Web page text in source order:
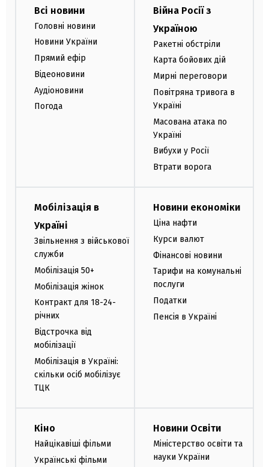
Всі новини
Головні новини
Новини України
Прямий ефір
Відеоновини
Аудіоновини
Погода
Війна Росії з
Україною
Ракетні обстріли
Карта бойових дій
Мирні переговори
Повітряна тривога в
Україні
Масована атака по
Україні
Вибухи у Росії
Втрати ворога
Мобілізація в
Україні
Звільнення з військової
служби
Мобілізація 50+
Мобілізація жінок
Контракт для 18-24-
річних
Відстрочка від
мобілізації
Мобілізація в Україні:
скільки осіб мобілізує
ТЦК
Новини економіки
Ціна нафти
Курси валют
Фінансові новини
Тарифи на комунальні
послуги
Податки
Пенсія в Україні
Кіно
Найцікавіші фільми
Українські фільми
Новини Освіти
Міністерство освіти та
науки України